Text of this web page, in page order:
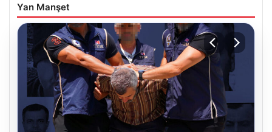
Yan Manşet